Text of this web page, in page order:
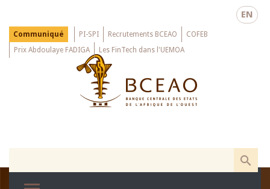
main
EN
Menu
Top
Communiqué PI-SPI Recrutements BCEAO
COFEB
Prix Abdoulaye FADIGA
Les FinTech dans l'UEMOA